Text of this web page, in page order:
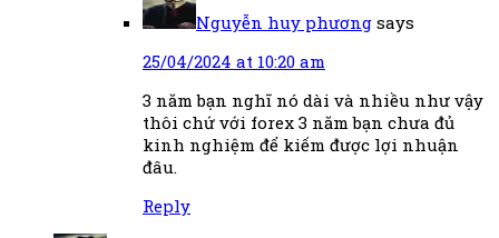
Nguyễn huy phương says
25/04/2024 at 10:20 am
3 năm bạn nghĩ nó dài và nhiều như vậy
thôi chứ với forex 3 năm bạn chưa đủ
kinh nghiệm để kiếm được lợi nhuận
đâu.
Reply